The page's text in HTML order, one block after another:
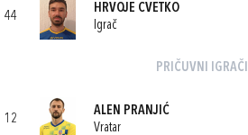
44
HRVOJE CVETKO
Igrač
PRIČUVNI IGRAČI
12
ALEN PRANJIĆ
Vratar